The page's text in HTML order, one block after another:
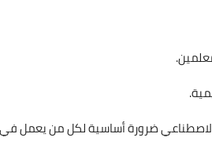
ضرورة أساسية لكل من يعمل في